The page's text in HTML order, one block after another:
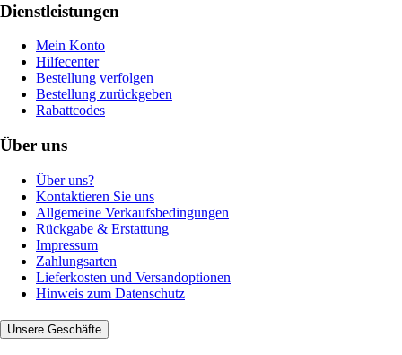
Dienstleistungen
Mein Konto
Hilfecenter
Bestellung verfolgen
Bestellung zurückgeben
Rabattcodes
Über uns
Über uns?
Kontaktieren Sie uns
Allgemeine Verkaufsbedingungen
Rückgabe & Erstattung
Impressum
Zahlungsarten
Lieferkosten und Versandoptionen
Hinweis zum Datenschutz
Unsere Geschäfte